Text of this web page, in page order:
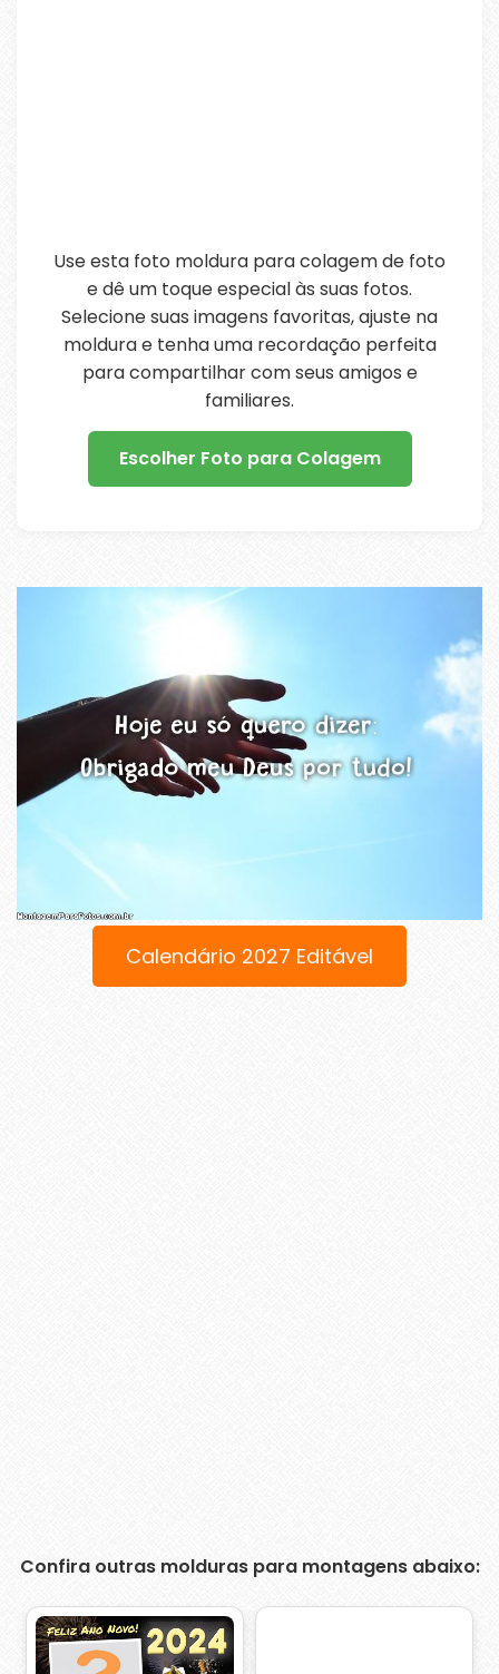
Use esta foto moldura para colagem de foto
e dê um toque especial às suas fotos.
Selecione suas imagens favoritas, ajuste na
moldura e tenha uma recordação perfeita
para compartilhar com seus amigos e
familiares.
Escolher Foto para Colagem
Calendário 2027 Editável
Confira outras molduras para montagens abaixo: